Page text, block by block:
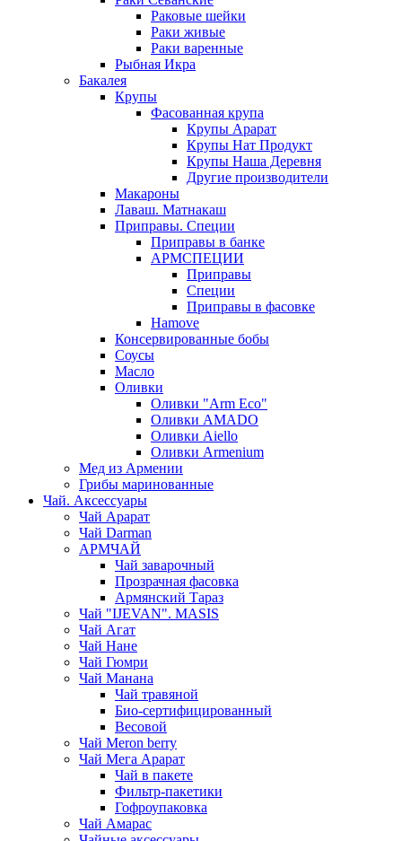
Раковые шейки
Раки живые
Раки варенные
Рыбная Икра
Бакалея
Крупы
Фасованная крупа
Крупы Арарат
Крупы Нат Продукт
Крупы Наша Деревня
Другие производители
Макароны
Лаваш. Матнакаш
Приправы. Специи
Приправы в банке
АРМСПЕЦИИ
Приправы
Специи
Приправы в фасовке
Hamove
Консервированные бобы
Соусы
Масло
Оливки
Оливки "Arm Eco"
Оливки AMADO
Оливки Aiello
Оливки Armenium
Мед из Армении
Грибы маринованные
Чай. Аксессуары
Чай Арарат
Чай Darman
АРМЧАЙ
Чай заварочный
Прозрачная фасовка
Армянский Тараз
Чай "IJEVAN". MASIS
Чай Агат
Чай Нане
Чай Гюмри
Чай Манана
Чай травяной
Био-сертифицированный
Весовой
Чай Meron berry
Чай Мега Арарат
Чай в пакете
Фильтр-пакетики
Гофроупаковка
Чай Амарас